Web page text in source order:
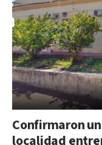
Confirmaron
localidad